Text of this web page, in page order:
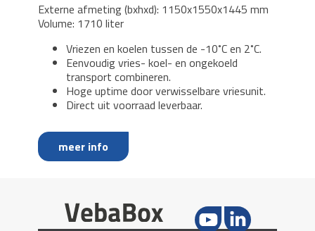
Externe afmeting (bxhxd): 1150x1550x1445 mm
Volume: 1710 liter
Vriezen en koelen tussen de -10˚C en 2˚C.
Eenvoudig vries- koel- en ongekoeld
transport combineren.
Hoge uptime door verwisselbare vriesunit.
Direct uit voorraad leverbaar.
meer info